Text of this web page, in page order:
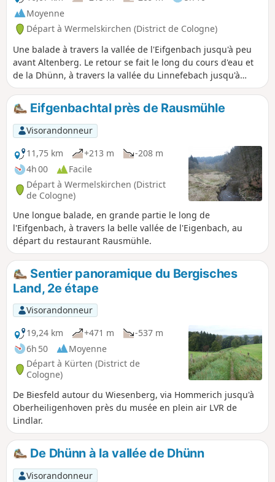
Moyenne
Départ à Wermelskirchen (District de Cologne)
Une balade à travers la vallée de l'Eifgenbach jusqu'à peu
avant Altenberg. Le retour se fait le long du cours d'eau et
de la Dhünn, à travers la vallée du Linnefebach jusqu'à
Dabringhausen. La vallée de l'Eifgenbach est l'une des plus
belles vallées du Bergisches Land.
Eifgenbachtal près de Rausmühle
Visorandonneur
11,75 km
+213 m
-208 m
4h 00
Facile
Départ à Wermelskirchen (District
de Cologne)
Une longue balade, en grande partie le long de
l'Eifgenbach, à travers la belle vallée de l'Eigenbach, au
départ du restaurant Rausmühle.
Sentier panoramique du Bergisches
Land, 2e étape
Visorandonneur
19,24 km
+471 m
-537 m
6h 50
Moyenne
Départ à Kürten (District de
Cologne)
De Biesfeld autour du Wiesenberg, via Hommerich jusqu'à
Oberheiligenhoven près du musée en plein air LVR de
Lindlar.
De Dhünn à la vallée de Dhünn
Visorandonneur